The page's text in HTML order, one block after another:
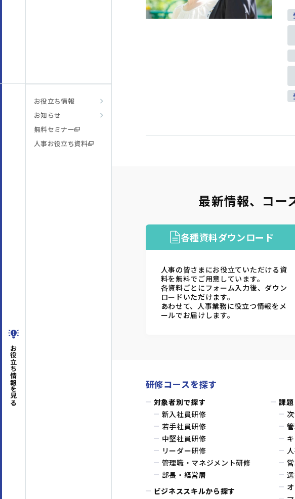
お役立ち情報
を見る
お役立ち情報
お知らせ
無料セミナー
人事お役立ち資料
最新情報、コー
各種資料ダウンロード
人事の皆さまにお役立ていただける資
料を無料でご用意しています。
各資料ごとにフォーム入力後、ダウン
ロードいただけます。
あわせて、人事業務に役立つ情報をメ
ールでお届けします。
研修コースを探す
対象者別で探す
新入社員研修
若手社員研修
中堅社員研修
リーダー研修
管理職・マネジメント研修
部長・経営層
ビジネススキルから探す
課